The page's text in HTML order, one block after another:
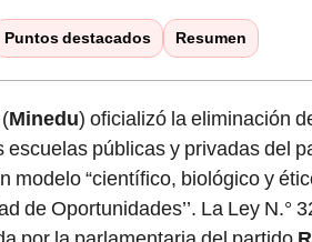
Puntos destacados Resumen
Minedu) oficializó la eliminación
escuelas públicas y privadas del
modelo “científico, biológico y
de Oportunidades’’. La Ley N.°